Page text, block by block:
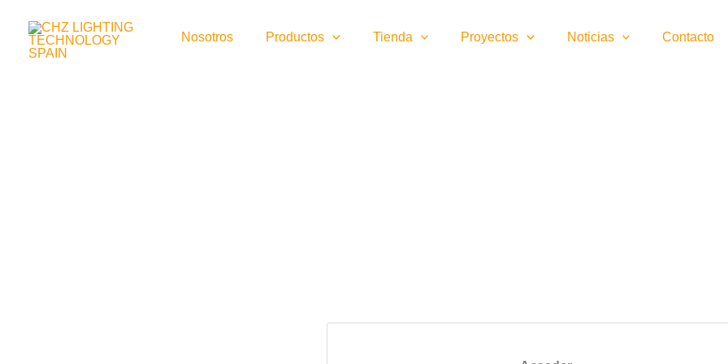
contenido
Nosotros Productos Tienda Proyectos Noticias Contacto